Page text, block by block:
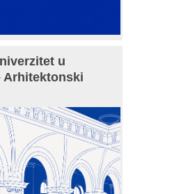
u
Arhitektonski